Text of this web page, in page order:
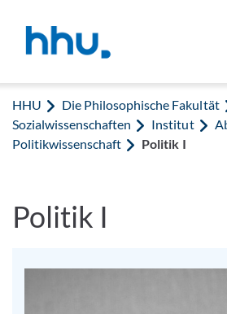
HHU
Die Philosophische Fakultät
Sozialwissenschaften
Institut
Politikwissenschaft
Politik I
Politik I